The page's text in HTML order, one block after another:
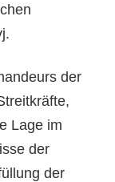
der
Lage im
der
der